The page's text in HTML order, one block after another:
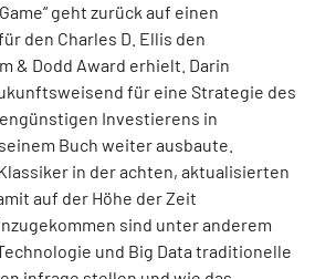
geht zurück auf einen
den Charles D. Ellis den
& Dodd Award erhielt. Darin
für eine Strategie des
Investierens in
Buch weiter ausbaute.
in der achten, aktualisierten
auf der Höhe der Zeit
sind unter anderem
und Big Data traditionelle